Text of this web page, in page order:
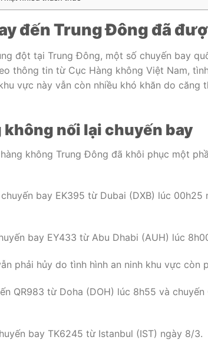
đến Trung Đông đã
đột tại Trung Đông, một số chuyến bay
thông tin từ Cục Hàng không Việt Nam,
vực này vẫn còn nhiều khó khăn do căng
không nối lại chuyến bay
không Trung Đông đã khôi phục một
bay EK395 từ Dubai (DXB) lúc 00h25
bay EY433 từ Abu Dhabi (AUH) lúc
phải hủy do tình hình an ninh khu vực còn
QR983 từ Doha (DOH) lúc 8h55 và chuyến
bay TK6245 từ Istanbul (IST) ngày 8/3.